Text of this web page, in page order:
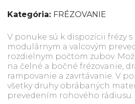
Kategória: FRÉZOVANIE
V ponuke sú k dispozícii frézy
modulárnym a valcovým
rozdielnym počtom zubov.
na čelné a bočné frézovanie,
rampovanie a zavrtávanie. V
všetky druhy obrábaných
prevedením rohového rádiusu.